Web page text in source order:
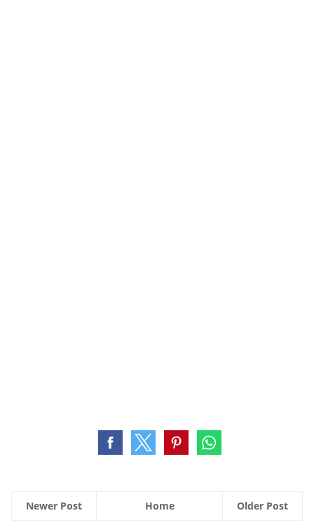
Newer Post Older Post
Home